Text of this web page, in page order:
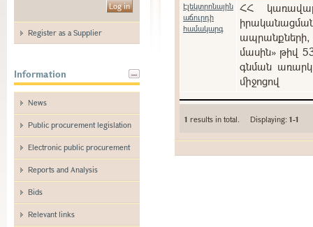
Register as a Supplier
Information
News
Public procurement legislation
Electronic public procurement
Reports and Analysis
Bids
Relevant links
Էլեկտրոնային
աճուրդի
համակարգ
ՀՀ
ապրանքների,
մասին» թիվ
գնման
միջոցով
1 results in total. Displaying:1-1